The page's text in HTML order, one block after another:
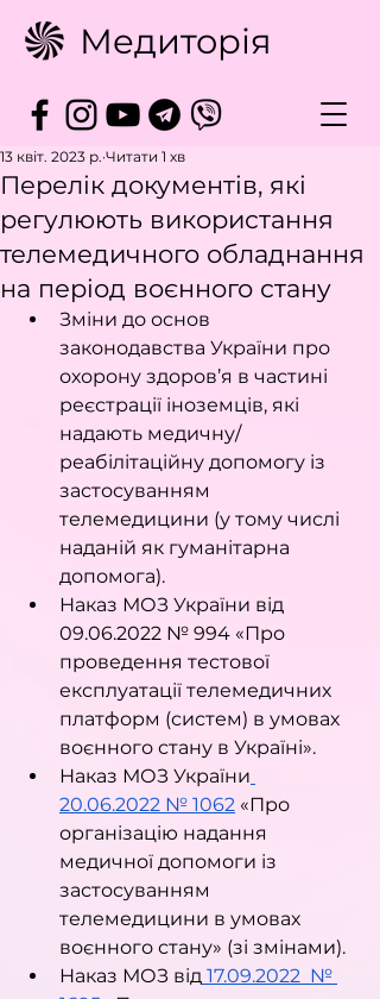
Медиторія
Перелік документів, які
регулюють використання
телемедичного обладнання
на період воєнного стану
13 квіт. 2023 р. Читати 1 хв
Зміни до основ
законодавства України про
охорону здоров’я в частині
реєстрації іноземців, які
надають медичну/
реабілітаційну допомогу із
застосуванням
телемедицини (у тому числі
наданій як гуманітарна
допомога).
Наказ МОЗ України від
09.06.2022 № 994 «Про
проведення тестової
експлуатації телемедичних
платформ (систем) в умовах
воєнного стану в Україні».
Наказ МОЗ України
20.06.2022 № 1062 «Про
організацію надання
медичної допомоги із
застосуванням
телемедицини в умовах
воєнного стану» (зі змінами).
Наказ МОЗ від 17.09.2022  №